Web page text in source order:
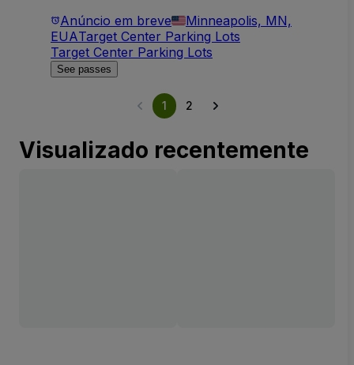
Anúncio em breve
Minneapolis, MN,
EUATarget Center Parking Lots
Target Center Parking Lots
See passes
1 2
Visualizado recentemente